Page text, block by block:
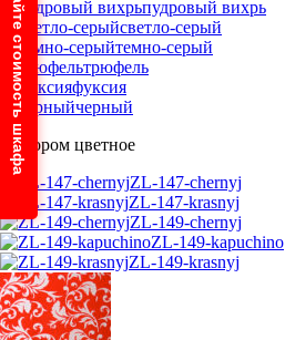
пудровый вихрь
светло-серый
темно-серый
трюфель
фуксия
черный
С узором цветное
ZL-147-chernyj
ZL-147-krasnyj
ZL-149-chernyj
ZL-149-kapuchino
ZL-149-krasnyj
Узнайте стоимость шкафа